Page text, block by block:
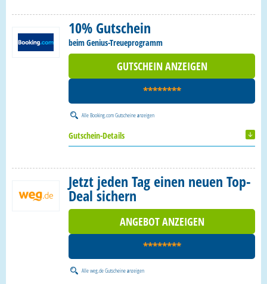
10% Gutschein
beim Genius-Treueprogramm
GUTSCHEIN ANZEIGEN
********
AlleBooking.com Gutscheineanzeigen
Gutschein-Details
Jetzt jeden Tag einen neuen Top-
Deal sichern
ANGEBOT ANZEIGEN
********
Alleweg.de Gutscheineanzeigen